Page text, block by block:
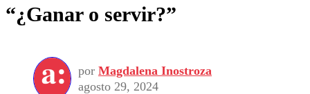
“¿Ganar o servir?”
por Magdalena Inostroza
agosto 29, 2024